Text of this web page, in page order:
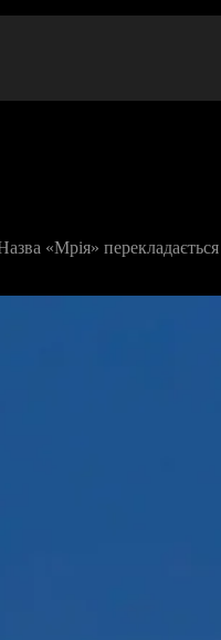
«Мрія» перекладається